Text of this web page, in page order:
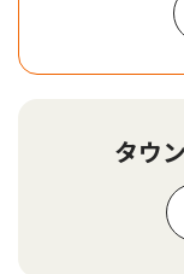
タウ